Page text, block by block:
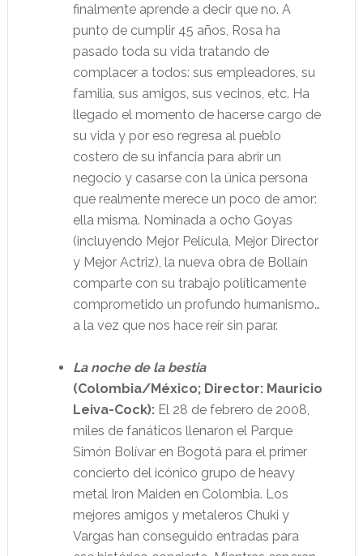
finalmente aprende a decir que no. A
punto de cumplir 45 años, Rosa ha
pasado toda su vida tratando de
complacer a todos: sus empleadores, su
familia, sus amigos, sus vecinos, etc. Ha
llegado el momento de hacerse cargo de
su vida y por eso regresa al pueblo
costero de su infancia para abrir un
negocio y casarse con la única persona
que realmente merece un poco de amor:
ella misma. Nominada a ocho Goyas
(incluyendo Mejor Película, Mejor Director
y Mejor Actriz), la nueva obra de Bollaín
comparte con su trabajo políticamente
comprometido un profundo humanismo…
a la vez que nos hace reír sin parar.
La noche de la bestia
(Colombia/México; Director: Mauricio
Leiva-Cock):El 28 de febrero de 2008,
miles de fanáticos llenaron el Parque
Simón Bolívar en Bogotá para el primer
concierto del icónico grupo de heavy
metal Iron Maiden en Colombia. Los
mejores amigos y metaleros Chuki y
Vargas han conseguido entradas para